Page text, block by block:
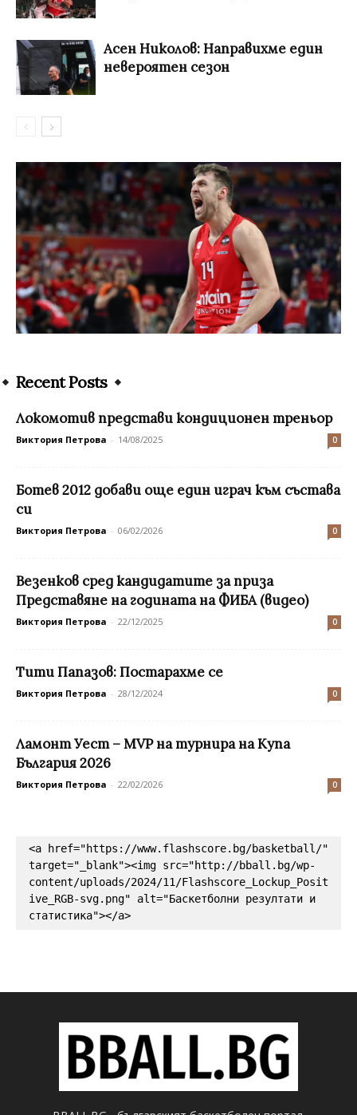
Асен Николов: Направихме един
невероятен сезон
Recent Posts
Локомотив представи кондиционен треньор
Виктория Петрова - 14/08/2025 0
Ботев 2012 добави още един играч към състава
си
Виктория Петрова - 06/02/2026 0
Везенков сред кандидатите за приза
Представяне на годината на ФИБА (видео)
Виктория Петрова - 22/12/2025 0
Тити Папазов: Постарахме се
Виктория Петрова - 28/12/2024 0
Ламонт Уест – МVP на турнира на Купа
България 2026
Виктория Петрова - 22/02/2026 0
<a href="https://www.flashscore.bg/basketball/"
target="_blank"><img src="http://bball.bg/wp-
content/uploads/2024/11/Flashscore_Lockup_Posit
ive_RGB-svg.png" alt="Баскетболни резултати и
статистика"></a>